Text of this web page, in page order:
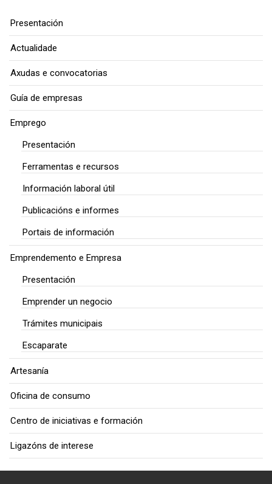
Presentación
Actualidade
Axudas e convocatorias
Guía de empresas
Emprego
Presentación
Ferramentas e recursos
Información laboral útil
Publicacións e informes
Portais de información
Emprendemento e Empresa
Presentación
Emprender un negocio
Trámites municipais
Escaparate
Artesanía
Oficina de consumo
Centro de iniciativas e formación
Ligazóns de interese